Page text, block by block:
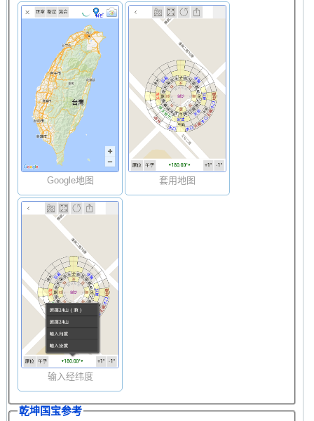
Google地图 套用地图
输入经纬度
乾坤国宝参考